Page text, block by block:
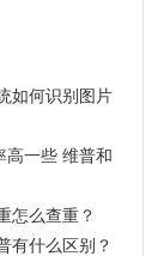
如何识别图片
高一些 维普和
怎么查重？
有什么区别？